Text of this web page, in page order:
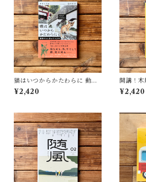
猫はいつからかたわらに 動物
たちと歩んだ１万年 | 太田 匡
彦
¥2,420
開講！
化を旅す
文学院文
¥2,420